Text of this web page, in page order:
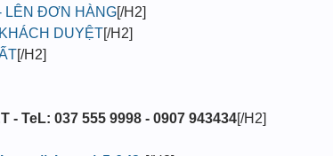
LÊN ĐƠN HÀNG[/H2]
DUYỆT[/H2]
[/H2]
- TeL: 037 555 9998 - 0907 943434[/H2]